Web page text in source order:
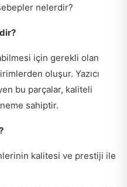
nelerdir?
için gerekli olan
oluşur. Yazıcı
bu parçalar, kaliteli
sahiptir.
kalitesi ve prestiji ile